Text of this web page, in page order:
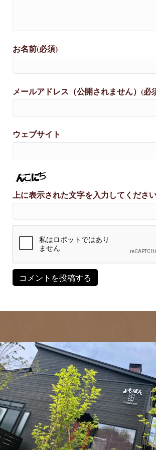
お名前(必須)
メールアドレス（公開されません）(必
ウェブサイト
上に表示された文字を入力してくださ